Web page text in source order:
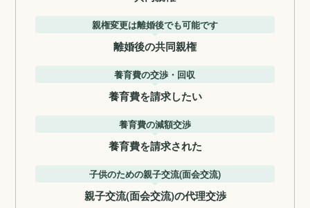
親権変更は離婚後でも可能です
離婚後の共同親権
養育費の交渉・回収
養育費を請求したい
養育費の減額交渉
養育費を請求された
子供のための親子交流(面会交流)
親子交流(面会交流)の代理交渉